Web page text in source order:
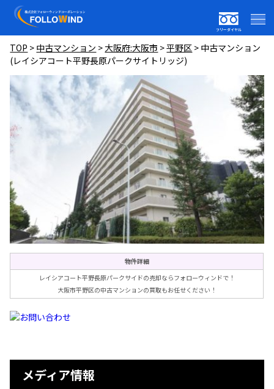
フリーダイヤル
TOP > 中古マンション >大阪府:大阪市 >平野区 > 中古マンション
(レイシアコート平野長原パークサイトリッジ)
物件詳細
レイシアコート平野長原パークサイドの売却ならフォローウィンドで！
大阪市平野区の中古マンションの買取もお任せください！
メディア情報